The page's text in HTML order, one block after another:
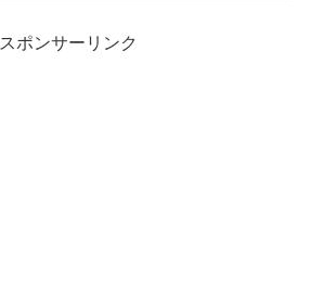
スポンサーリンク